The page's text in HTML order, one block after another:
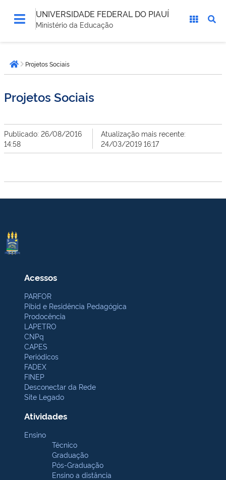
UNIVERSIDADE FEDERAL DO PIAUÍ
Ministério da Educação
está
aqui:Página inicial
Projetos Sociais
Projetos Sociais
Publicado: 26/08/2016
14:58
Atualização mais recente:
24/03/2019 16:17
Acessos
PARFOR
Pibid e Residência Pedagógica
Prodocência
LAPETRO
CNPq
CAPES
Periódicos
FADEX
FINEP
Desconectar da Rede
Site Legado
Atividades
Ensino
Técnico
Graduação
Pós-Graduação
Ensino a distância